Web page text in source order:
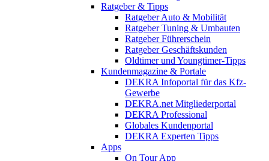
Ratgeber & Tipps
Ratgeber Auto & Mobilität
Ratgeber Tuning & Umbauten
Ratgeber Führerschein
Ratgeber Geschäftskunden
Oldtimer und Youngtimer-Tipps
Kundenmagazine & Portale
DEKRA Infoportal für das Kfz-
Gewerbe
DEKRA.net Mitgliederportal
DEKRA Professional
Globales Kundenportal
DEKRA Experten Tipps
Apps
On Tour App